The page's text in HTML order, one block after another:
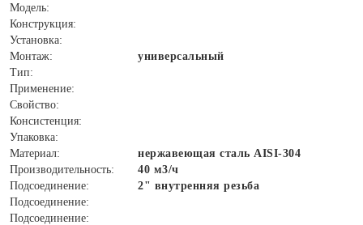
Модель:
Конструкция:
Установка:
Монтаж:
универсальный
Тип:
Применение:
Свойство:
Консистенция:
Упаковка:
Материал:
нержавеющая сталь AISI-304
Производительность:
40 м3/ч
Подсоединение:
2" внутренняя резьба
Подсоединение:
Подсоединение: